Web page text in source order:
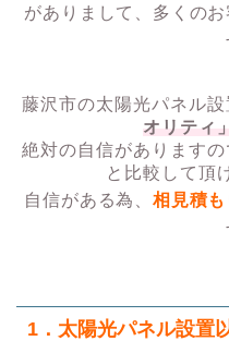
がありまして、多くの
藤沢市の太陽光パネル
オリティ
絶対の自信があります
と比較して頂
自信がある為、 相見積
1．太陽光パネル設置